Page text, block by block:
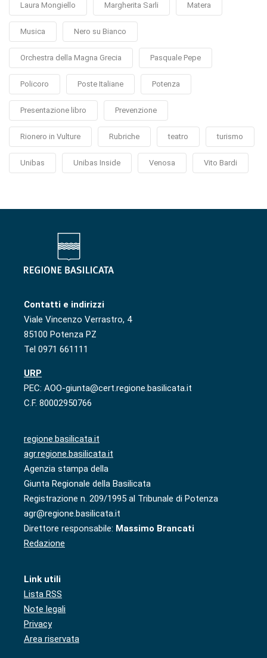
Laura Mongiello Margherita Sarli Matera
Musica Nero su Bianco
Orchestra della Magna Grecia Pasquale Pepe
Policoro Poste Italiane Potenza
Presentazione libro Prevenzione
Rionero in Vulture Rubriche teatro turismo
Unibas Unibas Inside Venosa Vito Bardi
Contatti e indirizzi
Viale Vincenzo Verrastro, 4
85100 Potenza PZ
Tel 0971 661111
URP
PEC: AOO-giunta@cert.regione.basilicata.it
C.F. 80002950766
regione.basilicata.it
agr.regione.basilicata.it
Agenzia stampa della
Giunta Regionale della Basilicata
Registrazione n. 209/1995 al Tribunale di Potenza
agr@regione.basilicata.it
Direttore responsabile: Massimo Brancati
Redazione
Link utili
Lista RSS
Note legali
Privacy
Area riservata